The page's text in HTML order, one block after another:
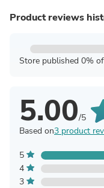
Product reviews
Store published 0%
5.00/5
Based on3 product
5
4
3